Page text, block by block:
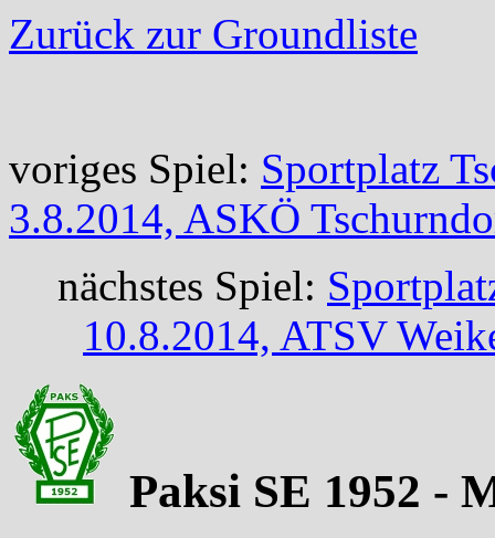
Zurück zur Groundliste
voriges Spiel: Sportplatz
3.8.2014, ASKÖ
nächstes Spiel:
10.8.2014, ATSV
Paksi SE 1952 -